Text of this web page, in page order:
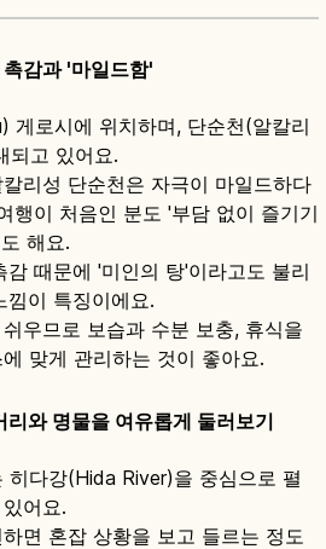
감과 '마일드함'
게로시에 위치하며, 단순천(알칼리
되고 있어요.
리성 단순천은 자극이 마일드하다
행이 처음인 분도 '부담 없이 즐기기
해요.
때문에 '미인의 탕'이라고도 불리
낌이 특징이에요.
우므로 보습과 수분 보충, 휴식을
맞게 관리하는 것이 좋아요.
리와 명물을 여유롭게 둘러보기
히다강(Hida River)을 중심으로 펼
어요.
면 혼잡 상황을 보고 들르는 정도